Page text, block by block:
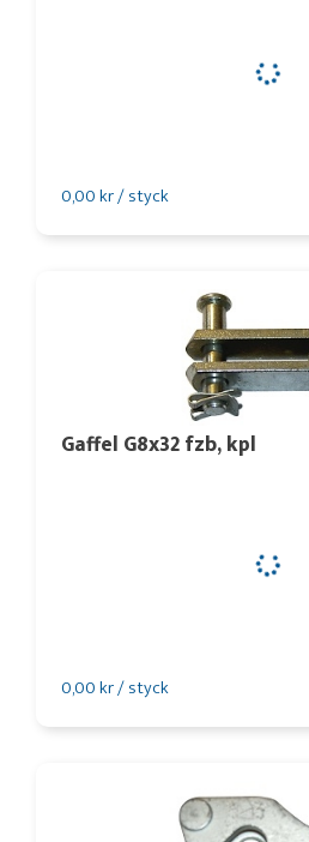
0,00 kr / styck
Gaffel G8x32 fzb, kpl
0,00 kr / styck